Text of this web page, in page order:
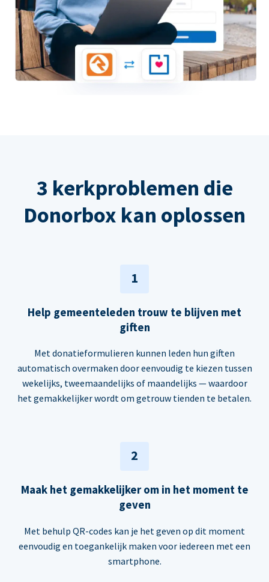
3 kerkproblemen die
Donorbox kan oplossen
1
Help gemeenteleden trouw te blijven met
giften
Met donatieformulieren kunnen leden hun giften
automatisch overmaken door eenvoudig te kiezen tussen
wekelijks, tweemaandelijks of maandelijks — waardoor
het gemakkelijker wordt om getrouw tienden te betalen.
2
Maak het gemakkelijker om in het moment te
geven
Met behulp QR-codes kan je het geven op dit moment
eenvoudig en toegankelijk maken voor iedereen met een
smartphone.